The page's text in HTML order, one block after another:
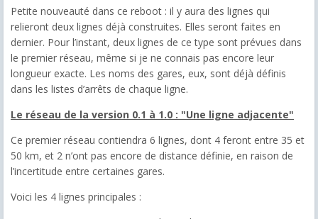
Petite nouveauté dans ce reboot : il y aura des lignes qui
relieront deux lignes déjà construites. Elles seront faites en
dernier. Pour l’instant, deux lignes de ce type sont prévues dans
le premier réseau, même si je ne connais pas encore leur
longueur exacte. Les noms des gares, eux, sont déjà définis
dans les listes d’arrêts de chaque ligne.
Le réseau de la version 0.1 à 1.0 : "Une ligne adjacente"
Ce premier réseau contiendra 6 lignes, dont 4 feront entre 35 et
50 km, et 2 n’ont pas encore de distance définie, en raison de
l’incertitude entre certaines gares.
Voici les 4 lignes principales :